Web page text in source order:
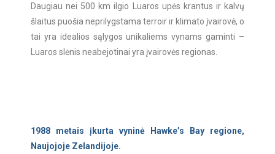
Daugiau nei 500 km ilgio Luaros upės krantus ir kalvų
šlaitus puošia neprilygstama terroir ir klimato įvairovė, o
tai yra idealios sąlygos unikaliems vynams gaminti –
Luaros slėnis neabejotinai yra įvairovės regionas.
1988 metais įkurta vyninė Hawke’s Bay regione,
Naujojoje Zelandijoje.